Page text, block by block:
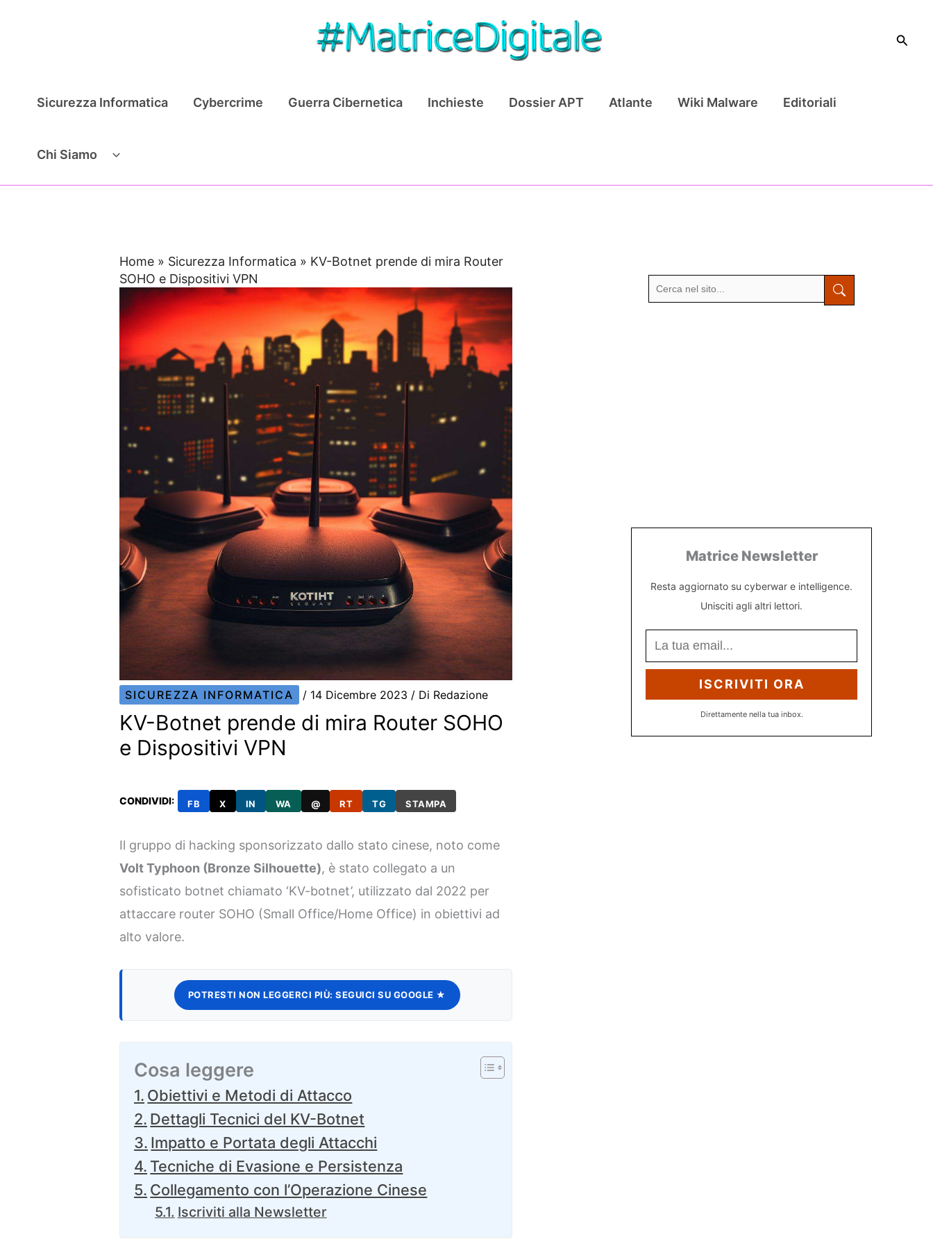
Cerca
Sicurezza Informatica Cybercrime Guerra Cibernetica Inchieste Dossier APT Atlante Wiki Malware Editoriali
Chi Siamo
Home » Sicurezza Informatica » KV-Botnet prende di mira Router
SOHO e Dispositivi VPN
SICUREZZA INFORMATICA / 14 Dicembre 2023 / Di Redazione
KV-Botnet prende di mira Router SOHO
e Dispositivi VPN
CONDIVIDI: FB X IN WA @ RT TG STAMPA
Il gruppo di hacking sponsorizzato dallo stato cinese, noto come
Volt Typhoon (Bronze Silhouette), è stato collegato a un
sofisticato botnet chiamato ‘KV-botnet’, utilizzato dal 2022 per
attaccare router SOHO (Small Office/Home Office) in obiettivi ad
alto valore.
POTRESTI NON LEGGERCI PIÙ: SEGUICI SU GOOGLE ★
Cosa leggere
Obiettivi e Metodi di Attacco
Dettagli Tecnici del KV-Botnet
Impatto e Portata degli Attacchi
Tecniche di Evasione e Persistenza
Collegamento con l’Operazione Cinese
Iscriviti alla Newsletter
Matrice Newsletter
Resta aggiornato su cyberwar e intelligence.
Unisciti agli altri lettori.
ISCRIVITI ORA
Direttamente nella tua inbox.